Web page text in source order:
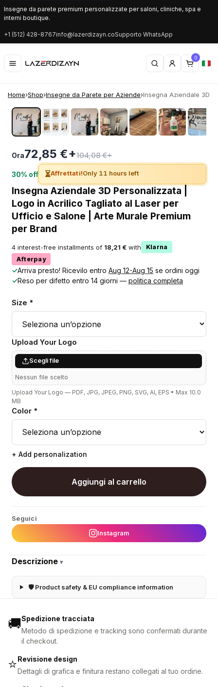
Insegne da parete premium personalizzate per saloni, cliniche, spa e
interni boutique.
+1 (512) 428-8767info@lazerdizayn.coSupporto WhatsApp
0
Home›Shop›Insegne da Parete per Aziende›Insegna Aziendale 3D
‹ ›
Ora72,85 €+104,08 €+
30% off ⏳Affrettati!Only 11 hours left
Insegna Aziendale 3D Personalizzata |
Logo in Acrilico Tagliato al Laser per
Ufficio e Salone | Arte Murale Premium
per Brand
4 interest-free installments of 18,21 € with
Klarna
Afterpay
✓Arriva presto! Ricevilo entro Aug 12-Aug 15 se ordini oggi
✓Reso per difetto entro 14 giorni — politica completa
Size *
Upload Your Logo
Scegli file
Nessun file scelto
Upload Your Logo — PDF, JPG, JPEG, PNG, SVG, AI, EPS • Max 10.0
MB
Color *
+ Add personalization
Aggiungi al carrello
Seguici
Instagram
Descrizione ▾
🛡 Product safety & EU compliance information
🚚Spedizione tracciata
Metodo di spedizione e tracking sono confermati durante
il checkout.
⭐Revisione design
Dettagli di grafica e finitura restano collegati al tuo ordine.